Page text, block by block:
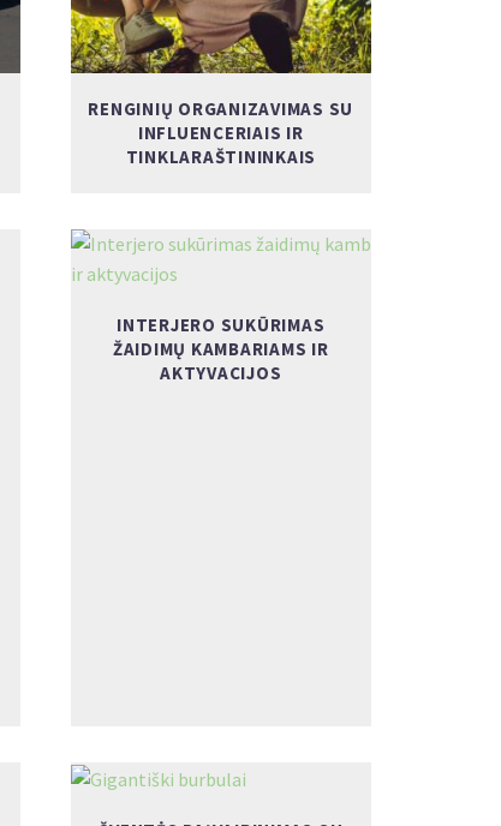
RENGINIŲ ORGANIZAVIMAS SU
INFLUENCERIAIS IR
TINKLARAŠTININKAIS
INTERJERO SUKŪRIMAS
ŽAIDIMŲ KAMBARIAMS IR
AKTYVACIJOS